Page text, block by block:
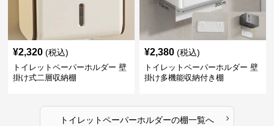
¥2,320 (税込)
トイレットペーパーホルダー 壁
掛け式二層収納棚
¥2,380 (税込)
トイレットペーパーホルダー 壁
掛け多機能収納付き棚
トイレットペーパーホルダーの棚一覧へ ›